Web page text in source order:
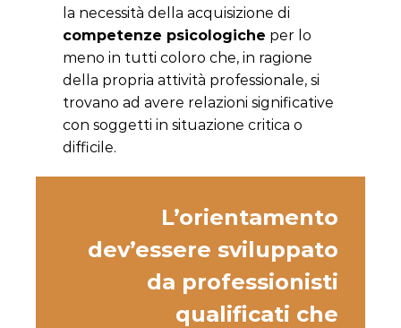
la necessità della acquisizione di
competenze psicologiche per lo
meno in tutti coloro che, in ragione
della propria attività professionale, si
trovano ad avere relazioni significative
con soggetti in situazione critica o
difficile.
L’orientamento
dev’essere sviluppato
da professionisti
qualificati che